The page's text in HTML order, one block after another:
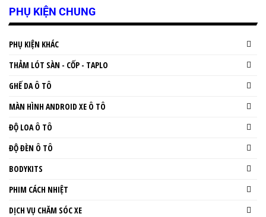
PHỤ KIỆN CHUNG
PHỤ KIỆN KHÁC
THẢM LÓT SÀN - CỐP - TAPLO
GHẾ DA Ô TÔ
MÀN HÌNH ANDROID XE Ô TÔ
ĐỘ LOA Ô TÔ
ĐỘ ĐÈN Ô TÔ
BODYKITS
PHIM CÁCH NHIỆT
DỊCH VỤ CHĂM SÓC XE